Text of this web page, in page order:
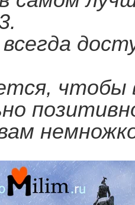
всегда